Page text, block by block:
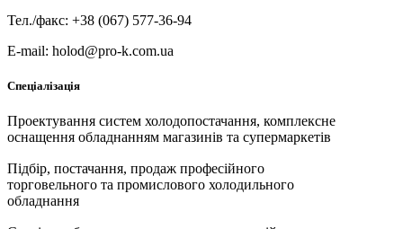
Тел./факс: +38 (067) 577-36-94
E-mail: holod@pro-k.com.ua
Спеціалізація
Проектування систем холодопостачання, комплексне
оснащення обладнанням магазинів та супермаркетів
Підбір, постачання, продаж професійного
торговельного та промислового холодильного
обладнання